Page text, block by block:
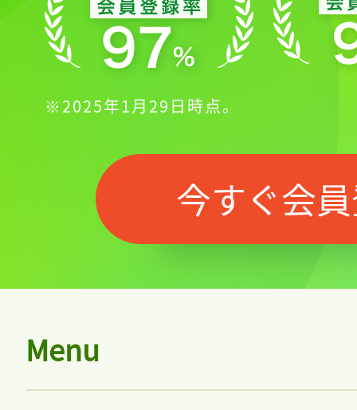
※2025年1月29日時点。
今すぐ会
Menu